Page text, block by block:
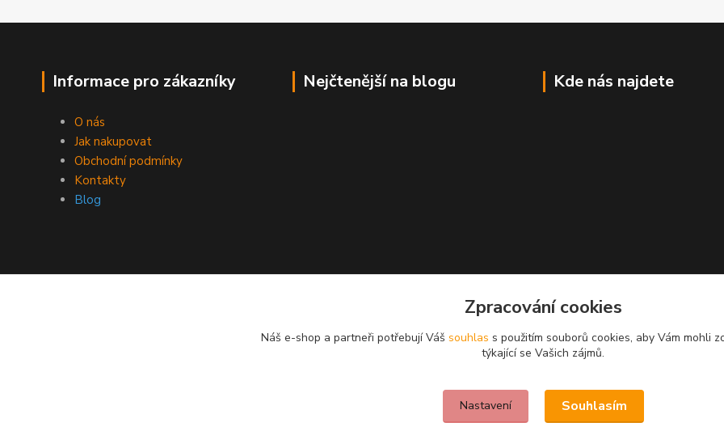
Informace pro zákazníky
O nás
Jak nakupovat
Obchodní podmínky
Kontakty
Blog
Nejčtenější na blogu Kde nás najdete
Zpracování cookies
Náš e-shop a partneři potřebují Váš souhlas s použitím souborů cookies, aby Vám mohli
týkající se Vašich zájmů.
Nastavení Souhlasím